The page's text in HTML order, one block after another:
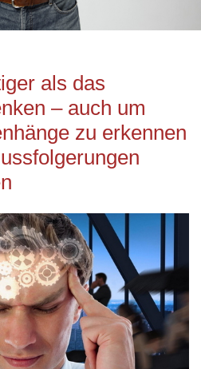
als das
– auch um
zu erkennen